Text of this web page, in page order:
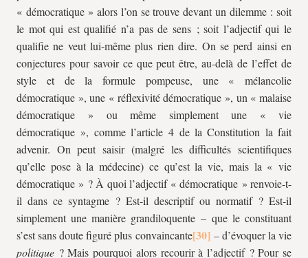
« démocratique » alors l’on se trouve devant un dilemme : soit
le mot qui est qualifié n’a pas de sens ; soit l’adjectif qui le
qualifie ne veut lui-même plus rien dire. On se perd ainsi en
conjectures pour savoir ce que peut être, au-delà de l’effet de
style et de la formule pompeuse, une « mélancolie
démocratique », une « réflexivité démocratique », un « malaise
démocratique » ou même simplement une « vie
démocratique », comme l’article 4 de la Constitution la fait
advenir. On peut saisir (malgré les difficultés scientifiques
qu’elle pose à la médecine) ce qu’est la vie, mais la « vie
démocratique » ? À quoi l’adjectif « démocratique » renvoie-t-
il dans ce syntagme ? Est-il descriptif ou normatif ? Est-il
simplement une manière grandiloquente – que le constituant
s’est sans doute figuré plus convaincante
– d’évoquer la vie
politique ? Mais pourquoi alors recourir à l’adjectif ? Pour se